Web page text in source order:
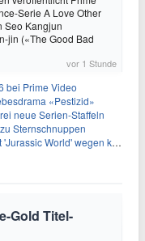
Serie A Love Other
Seo Kangjun
jin («The Good Bad
vor 1 Stunde
bei Prime Video
«Pestizid»
neue Serien-Staffeln
Sternschnuppen
wegen kreativer Differenzen
Gold Titel-